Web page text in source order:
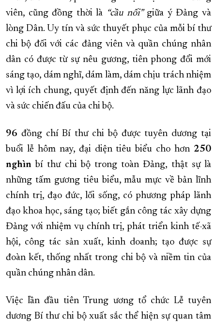
viên, cũng đồng thời là “cầu nối”giữa ý Đảng và
lòng Dân. Uy tín và sức thuyết phục của mỗi bí thư
chi bộ đối với các đảng viên và quần chúng nhân
dân có được từ sự nêu gương, tiên phong đổi mới
sáng tạo, dám nghĩ, dám làm, dám chịu trách nhiệm
vì lợi ích chung, quyết định đến năng lực lãnh đạo
và sức chiến đấu của chi bộ.
96 đồng chí Bí thư chi bộ được tuyên dương tại
buổi lễ hôm nay, đại diện tiêu biểu cho hơn 250
nghìn bí thư chi bộ trong toàn Đảng, thật sự là
những tấm gương tiêu biểu, mẫu mực về bản lĩnh
chính trị, đạo đức, lối sống, có phương pháp lãnh
đạo khoa học, sáng tạo; biết gắn công tác xây dựng
Đảng với nhiệm vụ chính trị, phát triển kinh tế-xã
hội, công tác sản xuất, kinh doanh; tạo được sự
đoàn kết, thống nhất trong chi bộ và niềm tin của
quần chúng nhân dân.
Việc lần đầu tiên Trung ương tổ chức Lễ tuyên
dương Bí thư chi bộ xuất sắc thể hiện sự quan tâm